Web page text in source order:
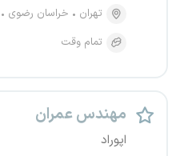
تهران
خراسان رضوی
تمام وقت
مهندس عمران
اپوراد